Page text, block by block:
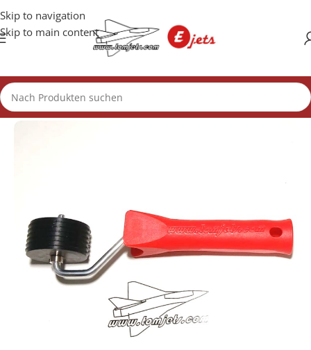
Skip to navigation
Skip to main content
Start/Zubehör